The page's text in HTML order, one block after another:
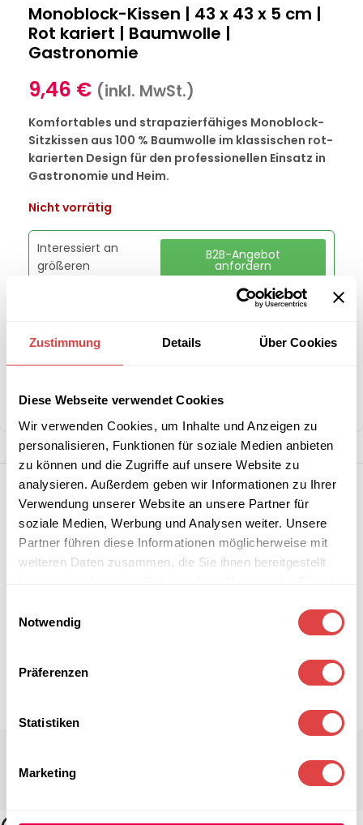
Zustimmung Details Über Cookies
Diese Webseite verwendet Cookies
Wir verwenden Cookies, um Inhalte und Anzeigen zu
personalisieren, Funktionen für soziale Medien anbieten
zu können und die Zugriffe auf unsere Website zu
analysieren. Außerdem geben wir Informationen zu Ihrer
Verwendung unserer Website an unsere Partner für
soziale Medien, Werbung und Analysen weiter. Unsere
Partner führen diese Informationen möglicherweise mit
weiteren Daten zusammen, die Sie ihnen bereitgestellt
Notwendig
Präferenzen
Statistiken
Marketing
Monoblock-Kissen | 43 x 43 x 5 cm |
Rot kariert | Baumwolle |
Gastronomie
9,46 € (inkl. MwSt.)
Komfortables und strapazierfähiges Monoblock-
Sitzkissen aus 100 % Baumwolle im klassischen rot-
karierten Design für den professionellen Einsatz in
Gastronomie und Heim.
Nicht vorrätig
Interessiert an
größeren
B2B-Angebot
anfordern
Artikelnummer:
GU05041570
Kategorie: Monoblock-Sitzkissen
Teilen: